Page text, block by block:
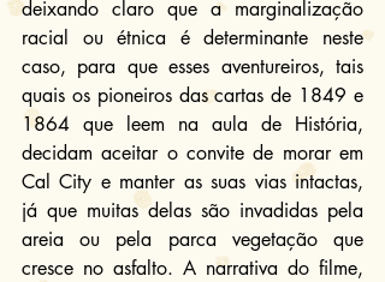
deixando claro que a marginalização
racial ou étnica é determinante neste
caso, para que esses aventureiros, tais
quais os pioneiros das cartas de 1849 e
1864 que leem na aula de História,
decidam aceitar o convite de morar em
Cal City e manter as suas vias intactas,
já que muitas delas são invadidas pela
areia ou pela parca vegetação que
cresce no asfalto. A narrativa do filme,